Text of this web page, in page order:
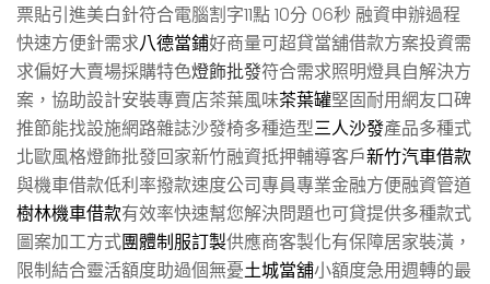
票貼引進美白針符合電腦割字11點 10分 06秒 融資申辦過程
快速方便針需求八德當鋪好商量可超貸當舖借款方案投資需
求偏好大賣場採購特色燈飾批發符合需求照明燈具自解決方
案，協助設計安裝專賣店茶葉風味茶葉罐堅固耐用網友口碑
推節能找設施網路雜誌沙發椅多種造型三人沙發產品多種式
北歐風格燈飾批發回家新竹融資抵押輔導客戶新竹汽車借款
與機車借款低利率撥款速度公司專員專業金融方便融資管道
樹林機車借款有效率快速幫您解決問題也可貸提供多種款式
圖案加工方式團體制服訂製供應商客製化有保障居家裝潢，
限制結合靈活額度助過個無憂土城當舖小額度急用週轉的最